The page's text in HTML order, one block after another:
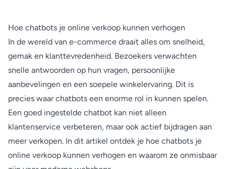
Hoe chatbots je online verkoop kunnen verhogen
In de wereld van e-commerce draait alles om snelheid,
gemak en klanttevredenheid. Bezoekers verwachten
snelle antwoorden op hun vragen, persoonlijke
aanbevelingen en een soepele winkelervaring. Dit is
precies waar chatbots een enorme rol in kunnen spelen.
Een goed ingestelde chatbot kan niet alleen
klantenservice verbeteren, maar ook actief bijdragen aan
meer verkopen. In dit artikel ontdek je hoe chatbots je
online verkoop kunnen verhogen en waarom ze onmisbaar